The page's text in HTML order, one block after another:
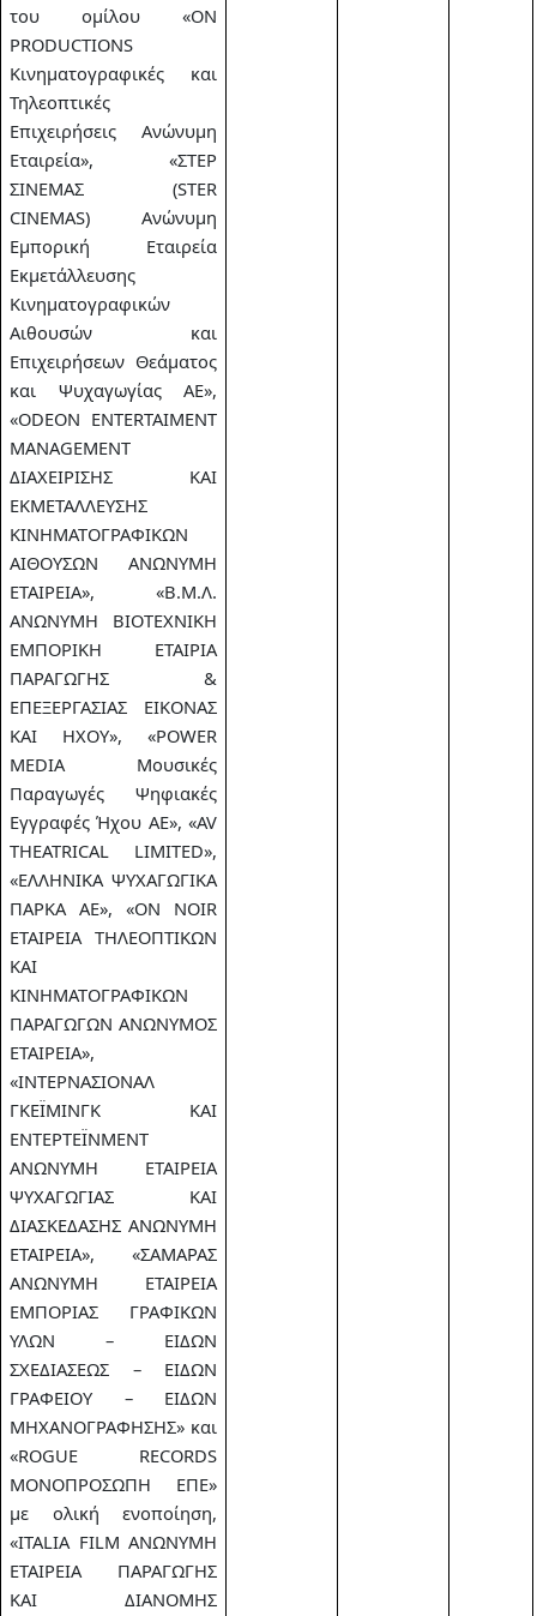
του ομίλου «ON
PRODUCTIONS
Κινηματογραφικές και
Τηλεοπτικές
Επιχειρήσεις Ανώνυμη
Εταιρεία», «ΣΤΕΡ
ΣΙΝΕΜΑΣ (STER
CINEMAS) Ανώνυμη
Εμπορική Εταιρεία
Εκμετάλλευσης
Κινηματογραφικών
Αιθουσών και
Επιχειρήσεων Θεάματος
και Ψυχαγωγίας ΑΕ»,
«ODEON ENTERTAIMENT
MANAGEMENT
ΔΙΑΧΕΙΡΙΣΗΣ ΚΑΙ
ΕΚΜΕΤΑΛΛΕΥΣΗΣ
ΚΙΝΗΜΑΤΟΓΡΑΦΙΚΩΝ
ΑΙΘΟΥΣΩΝ ΑΝΩΝΥΜΗ
ΕΤΑΙΡΕΙΑ», «Β.Μ.Λ.
ΑΝΩΝΥΜΗ ΒΙΟΤΕΧΝΙΚΗ
ΕΜΠΟΡΙΚΗ ΕΤΑΙΡΙΑ
ΠΑΡΑΓΩΓΗΣ &
ΕΠΕΞΕΡΓΑΣΙΑΣ ΕΙΚΟΝΑΣ
ΚΑΙ ΗΧΟΥ», «POWER
MEDIA Μουσικές
Παραγωγές Ψηφιακές
Εγγραφές Ήχου ΑΕ», «AV
THEATRICAL LIMITED»,
«ΕΛΛΗΝΙΚΑ ΨΥΧΑΓΩΓΙΚΑ
ΠΑΡΚΑ ΑΕ», «OΝ NOIR
ΕΤΑΙΡΕΙΑ ΤΗΛΕΟΠΤΙΚΩΝ
ΚΑΙ
ΚΙΝΗΜΑΤΟΓΡΑΦΙΚΩΝ
ΠΑΡΑΓΩΓΩΝ ΑΝΩΝΥΜΟΣ
ΕΤΑΙΡΕΙΑ»,
«ΙΝΤΕΡΝΑΣΙΟΝΑΛ
ΓΚΕΪΜΙΝΓΚ ΚΑΙ
ΕΝΤΕΡΤΕΪΝΜΕΝΤ
ΑΝΩΝΥΜΗ ΕΤΑΙΡΕΙΑ
ΨΥΧΑΓΩΓΙΑΣ ΚΑΙ
ΔΙΑΣΚΕΔΑΣΗΣ ΑΝΩΝΥΜΗ
ΕΤΑΙΡΕΙΑ», «ΣΑΜΑΡΑΣ
ΑΝΩΝΥΜΗ ΕΤΑΙΡΕΙΑ
ΕΜΠΟΡΙΑΣ ΓΡΑΦΙΚΩΝ
ΥΛΩΝ – ΕΙΔΩΝ
ΣΧΕΔΙΑΣΕΩΣ – ΕΙΔΩΝ
ΓΡΑΦΕΙΟΥ – ΕΙΔΩΝ
ΜΗΧΑΝΟΓΡΑΦΗΣΗΣ» και
«ROGUE RECORDS
ΜΟΝΟΠΡΟΣΩΠΗ ΕΠΕ»
με ολική ενοποίηση,
«ITALIA FILM ΑΝΩΝΥΜΗ
ΕΤΑΙΡΕΙΑ ΠΑΡΑΓΩΓΗΣ
ΚΑΙ ΔΙΑΝΟΜΗΣ